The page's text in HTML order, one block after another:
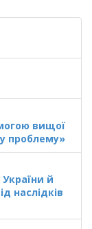
вищої
проблему»
й
наслідків